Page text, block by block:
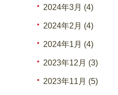
2024年3月 (4)
2024年2月 (4)
2024年1月 (4)
2023年12月 (3)
2023年11月 (5)